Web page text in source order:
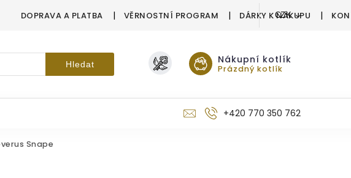
DOPRAVA A PLATBA VĚRNOSTNÍ PROGRAM DÁRKY K NÁKUPU
CZK
Hledat Nákupní kotlík
Prázdný kotlík
+420 770 350 762
Snape